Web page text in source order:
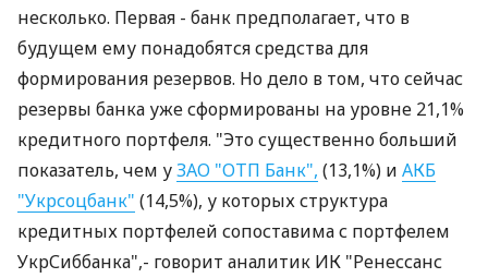
несколько. Первая - банк предполагает, что в
будущем ему понадобятся средства для
формирования резервов. Но дело в том, что сейчас
резервы банка уже сформированы на уровне 21,1%
кредитного портфеля. "Это существенно больший
показатель, чем уЗАО "ОТП Банк", (13,1%) и АКБ
"Укрсоцбанк" (14,5%), у которых структура
кредитных портфелей сопоставима с портфелем
УкрСиббанка",- говорит аналитик ИК "Ренессанс